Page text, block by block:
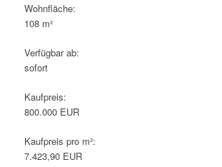
Wohnfläche:
108 m²
Verfügbar ab:
sofort
Kaufpreis:
800.000 EUR
Kaufpreis pro m²:
7.423,90 EUR